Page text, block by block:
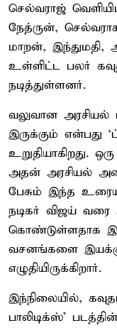
செல்வராஜ்
நேத்ருன்,
மாறன், இந்துமதி,
உள்ளிட்ட பலர்
நடித்துள்ளனர்.
வலுவான
இருக்கும் என்பது
உறுதியாகிறது.
அதன் அரசியல்
பேசும் இந்த
நடிகர் விஜய் வரை
கொண்டுள்ளதாக
வசனங்களை
எழுதியிருக்கிறார்.
இந்நிலையில்,
பாலிடிக்ஸ்’